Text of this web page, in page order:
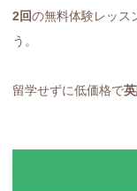
2回の無料体験レッス
う。
留学せずに低価格で